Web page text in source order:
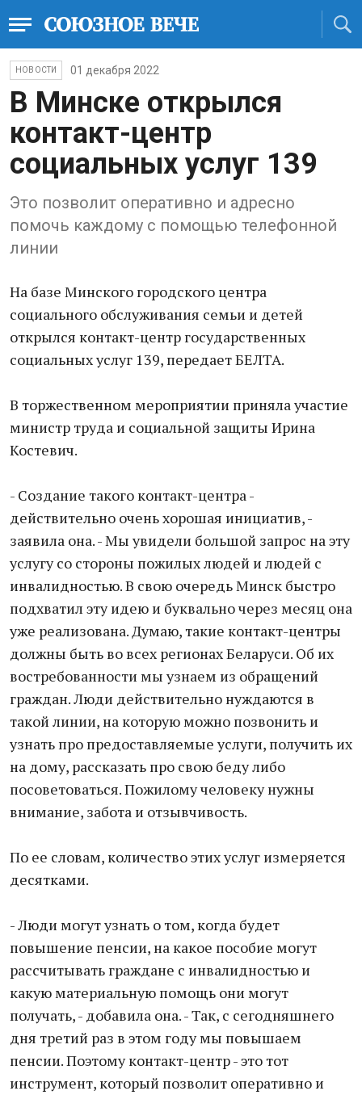
НОВОСТИ 01 декабря 2022
В Минске открылся
контакт-центр
социальных услуг 139
Это позволит оперативно и адресно
помочь каждому с помощью телефонной
линии
На базе Минского городского центра
социального обслуживания семьи и детей
открылся контакт-центр государственных
социальных услуг 139, передает БЕЛТА.
В торжественном мероприятии приняла участие
министр труда и социальной защиты Ирина
Костевич.
- Создание такого контакт-центра -
действительно очень хорошая инициатив, -
заявила она. - Мы увидели большой запрос на эту
услугу со стороны пожилых людей и людей с
инвалидностью. В свою очередь Минск быстро
подхватил эту идею и буквально через месяц она
уже реализована. Думаю, такие контакт-центры
должны быть во всех регионах Беларуси. Об их
востребованности мы узнаем из обращений
граждан. Люди действительно нуждаются в
такой линии, на которую можно позвонить и
узнать про предоставляемые услуги, получить их
на дому, рассказать про свою беду либо
посоветоваться. Пожилому человеку нужны
внимание, забота и отзывчивость.
По ее словам, количество этих услуг измеряется
десятками.
- Люди могут узнать о том, когда будет
повышение пенсии, на какое пособие могут
рассчитывать граждане с инвалидностью и
какую материальную помощь они могут
получать, - добавила она. - Так, с сегодняшнего
дня третий раз в этом году мы повышаем
пенсии. Поэтому контакт-центр - это тот
инструмент, который позволит оперативно и